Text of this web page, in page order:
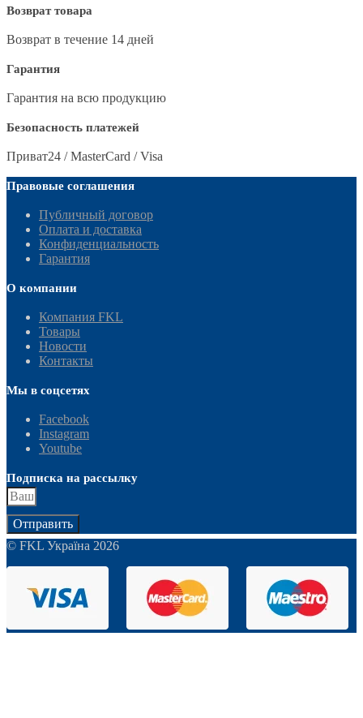
Возврат товара
Возврат в течение 14 дней
Гарантия
Гарантия на всю продукцию
Безопасность платежей
Приват24 / MasterCard / Visa
Правовые соглашения
Публичный договор
Оплата и доставка
Конфиденциальность
Гарантия
О компании
Компания FKL
Товары
Новости
Контакты
Мы в соцсетях
Facebook
Instagram
Youtube
Подписка на рассылку
Отправить
© FKL Україна 2026